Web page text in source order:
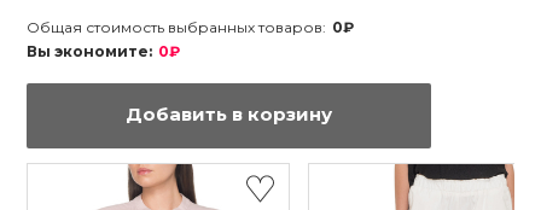
Общая стоимость выбранных товаров: 0₽
Вы экономите: 0₽
Добавить в корзину